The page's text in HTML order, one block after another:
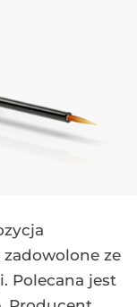
ze
Polecana jest